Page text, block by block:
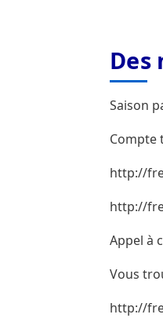
Des
Saison
Compte
http://
http://
Appel à
Vous
http://